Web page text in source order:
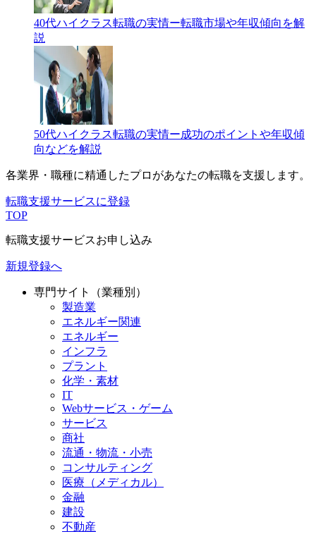
40代ハイクラス転職の実情ー転職市場や年収傾向を解
説
50代ハイクラス転職の実情ー成功のポイントや年収傾
向などを解説
各業界・職種に精通したプロがあなたの転職を支援します。
転職支援サービスに登録
TOP
転職支援サービスお申し込み
新規登録へ
専門サイト（業種別）
製造業
エネルギー関連
エネルギー
インフラ
プラント
化学・素材
IT
Webサービス・ゲーム
サービス
商社
流通・物流・小売
コンサルティング
医療（メディカル）
金融
建設
不動産